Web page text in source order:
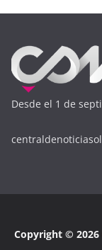
Desde el 1 de
Copyright © 2026